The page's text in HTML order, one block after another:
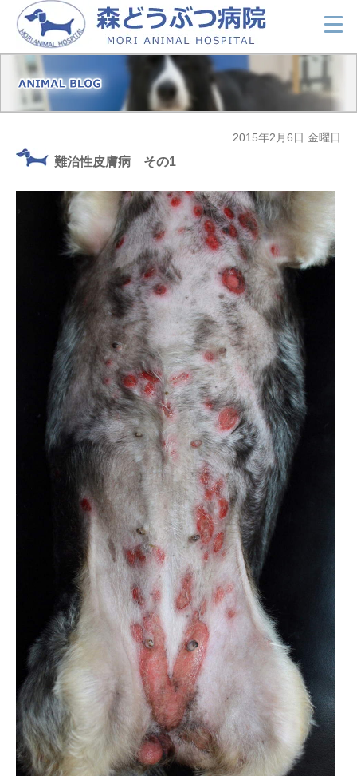
2015年2月6日 金曜日
難治性皮膚病 その1